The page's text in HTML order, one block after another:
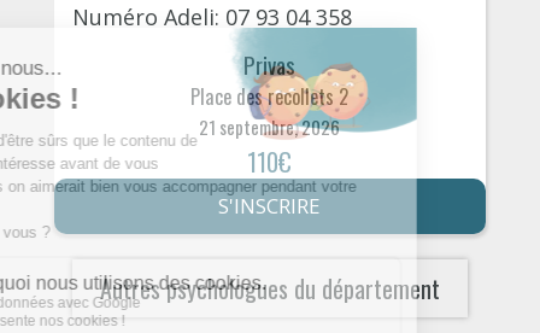
Numéro Adeli: 07 93 04 358
Privas
Place des recollets 2
21 septembre, 2026
110€
S'INSCRIRE
Autres psychologues du département